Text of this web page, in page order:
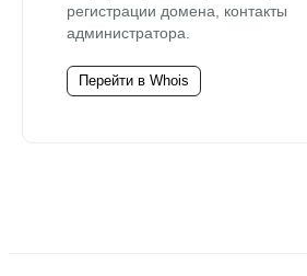
регистрации домена, контакты
администратора.
Перейти в Whois